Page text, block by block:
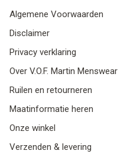
Algemene Voorwaarden
Disclaimer
Privacy verklaring
Over V.O.F. Martin Menswear
Ruilen en retourneren
Maatinformatie heren
Onze winkel
Verzenden & levering